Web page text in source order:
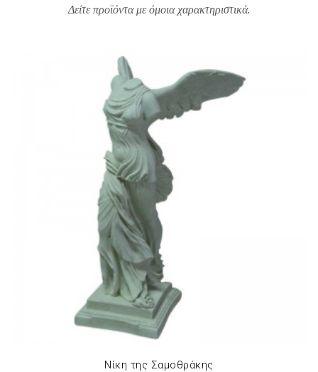
Δείτε προϊόντα με όμοια χαρακτηριστικά.
Νίκη της Σαμοθράκης